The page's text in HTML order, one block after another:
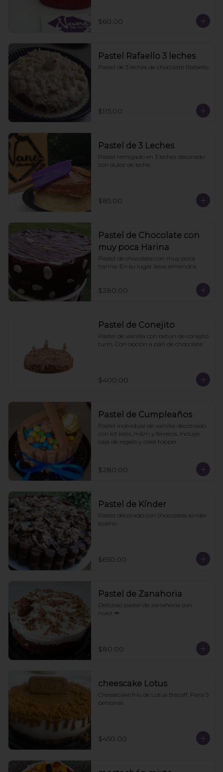
$60.00
Pastel Rafaello 3 leches
Pastel de 3 leches de chocolate Rafaello
$115.00
Pastel de 3 Leches
Pastel remojado en 3 leches decorado
con dulce de leche.
$85.00
Pastel de Chocolate con
muy poca Harina
Pastel de chocolate con muy poca
harina. En su lugar lleva almendra.
$280.00
Pastel de Conejito
Pastel de vainilla con betún de conejito
turín. Con opción a pan de chocolate
$400.00
Pastel de Cumpleaños
Pastel individual de vainilla decotrado
con kit kats, m&m y ferreros. Incluye
caja de regalo y cake topper
$280.00
Pastel de Kínder
Pastel decorado con chocolates kinder
bueno.
$650.00
Pastel de Zanahoria
Delicioso pastel de zanahoria con
nuez.🥕
$80.00
cheescake Lotus
Cheesecake frío de Lotus Biscoff. Para 5
personas
$450.00